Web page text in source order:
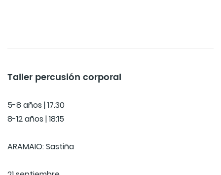
Taller percusión corporal
5-8 años | 17.30
8-12 años | 18:15
ARAMAIO: Sastiña